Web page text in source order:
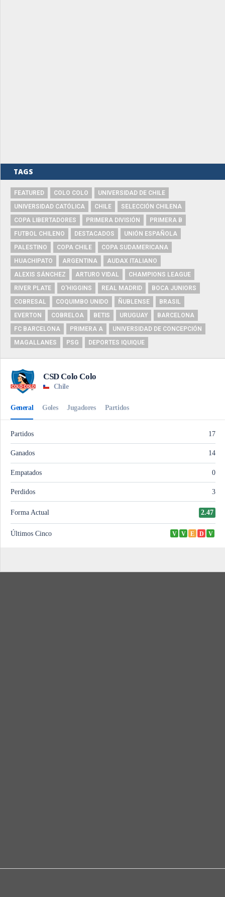
TAGS
FEATURED COLO COLO
UNIVERSIDAD DE CHILE
UNIVERSIDAD CATÓLICA
CHILE
SELECCIÓN CHILENA
COPA LIBERTADORES
PRIMERA DIVISIÓN
PRIMERA B
FUTBOL CHILENO
DESTACADOS
UNIÓN ESPAÑOLA
PALESTINO
COPA CHILE
COPA SUDAMERICANA
HUACHIPATO
ARGENTINA
AUDAX ITALIANO
ALEXIS SÁNCHEZ
ARTURO VIDAL
CHAMPIONS LEAGUE
RIVER PLATE
O'HIGGINS REAL MADRID
BOCA JUNIORS
COBRESAL
COQUIMBO UNIDO ÑUBLENSE
BRASIL
EVERTON
COBRELOA BETIS URUGUAY
BARCELONA
FC BARCELONA
PRIMERA A
UNIVERSIDAD DE CONCEPCIÓN
MAGALLANES
PSG DEPORTES IQUIQUE